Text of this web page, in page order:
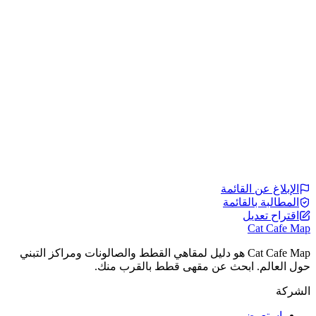
الإبلاغ عن القائمة
المطالبة بالقائمة
اقتراح تعديل
Cat Cafe Map
Cat Cafe Map هو دليل لمقاهي القطط والصالونات ومراكز التبني
حول العالم. ابحث عن مقهى قطط بالقرب منك.
الشركة